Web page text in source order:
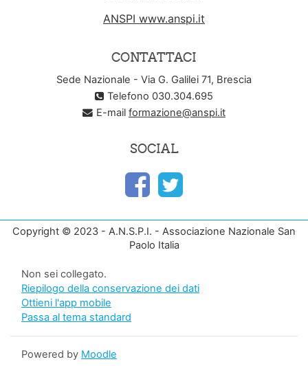
ANSPI www.anspi.it
CONTATTACI
Sede Nazionale - Via G. Galilei 71, Brescia
Telefono 030.304.695
E-mail formazione@anspi.it
SOCIAL
Copyright © 2023 - A.N.S.P.I. - Associazione Nazionale San
Paolo Italia
Non sei collegato.
Riepilogo della conservazione dei dati
Ottieni l'app mobile
Passa al tema standard
Powered by Moodle